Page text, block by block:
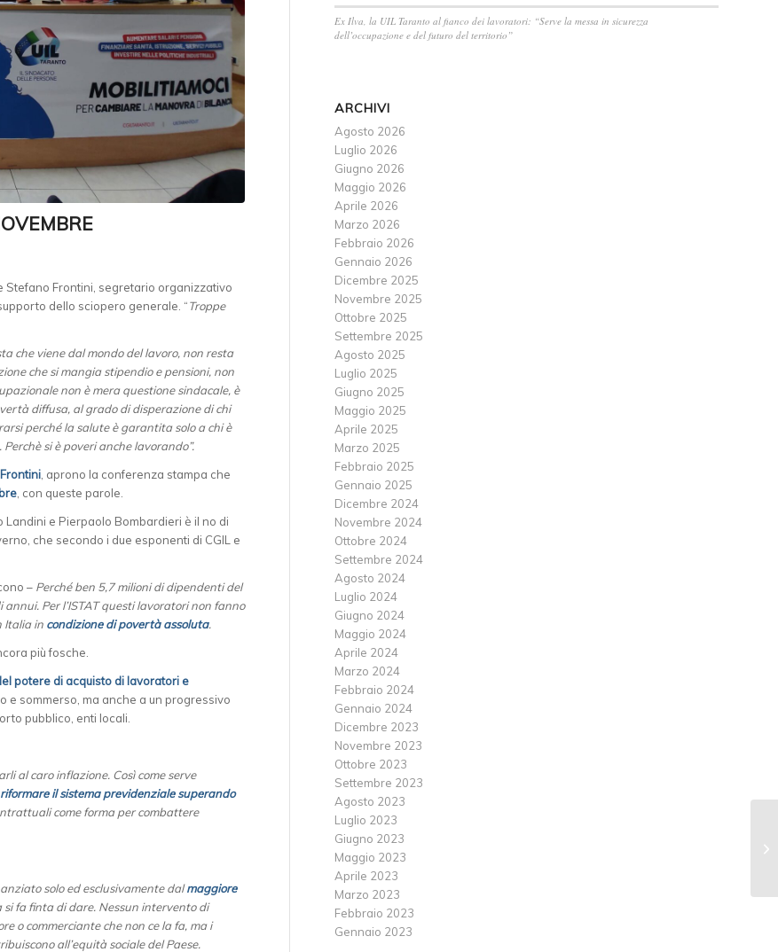
Stefano Frontini, segretario organizzativo
dello sciopero generale. “Troppe
che viene dal mondo del lavoro, non resta
che si mangia stipendio e pensioni, non
non è mera questione sindacale, è
diffusa, al grado di disperazione di chi
perché la salute è garantita solo a chi è
si è poveri anche lavorando”.
, aprono la conferenza stampa che
, con queste parole.
e Pierpaolo Bombardieri è il no di
che secondo i due esponenti di CGIL e
– Perché ben 5,7 milioni di dipendenti del
Per l’ISTAT questi lavoratori non fanno
Italia in condizione di povertà assoluta.
più fosche.
potere di acquisto di lavoratori e
e sommerso, ma anche a un progressivo
pubblico, enti locali.
al caro inflazione. Così come serve
riformare il sistema previdenziale superando
come forma per combattere
solo ed esclusivamente dalmaggiore
si fa finta di dare. Nessun intervento di
o commerciante che non ce la fa, ma i
all’equità sociale del Paese.
Ex Ilva, la UIL Taranto al fianco dei lavoratori: “Serve la messa in sicurezza
dell’occupazione e del futuro del territorio”
ARCHIVI
Agosto 2026
Luglio 2026
Giugno 2026
Maggio 2026
Aprile 2026
Marzo 2026
Febbraio 2026
Gennaio 2026
Dicembre 2025
Novembre 2025
Ottobre 2025
Settembre 2025
Agosto 2025
Luglio 2025
Giugno 2025
Maggio 2025
Aprile 2025
Marzo 2025
Febbraio 2025
Gennaio 2025
Dicembre 2024
Novembre 2024
Ottobre 2024
Settembre 2024
Agosto 2024
Luglio 2024
Giugno 2024
Maggio 2024
Aprile 2024
Marzo 2024
Febbraio 2024
Gennaio 2024
Dicembre 2023
Novembre 2023
Ottobre 2023
Settembre 2023
Agosto 2023
Luglio 2023
Giugno 2023
Maggio 2023
Aprile 2023
Marzo 2023
Febbraio 2023
Gennaio 2023